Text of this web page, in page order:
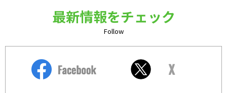
最新情報をチェック
Follow